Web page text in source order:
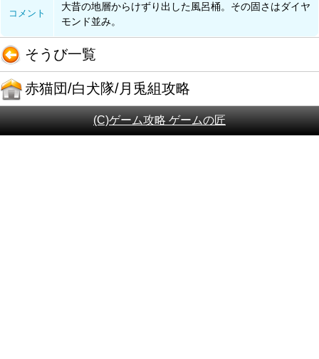
コメント
大昔の地層からけずり出した風呂桶。その固さはダイヤ
モンド並み。
そうび一覧
赤猫団/白犬隊/月兎組攻略
(C)ゲーム攻略 ゲームの匠